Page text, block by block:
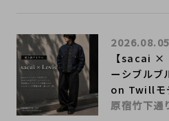
【sacai ×
ーシブル
on Twillモ
2026.08.05
原宿竹下通